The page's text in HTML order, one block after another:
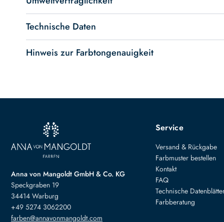
Technische Daten
Hinweis zur Farbtongenauigkeit
Anna von Mangoldt GmbH & Co. KG
Speckgraben 19
34414 Warburg
+49 5274 3062200
farben@annavonmangoldt.com
Service
Versand & Rückgabe
Farbmuster bestellen
Kontakt
FAQ
Technische
Farbberatung